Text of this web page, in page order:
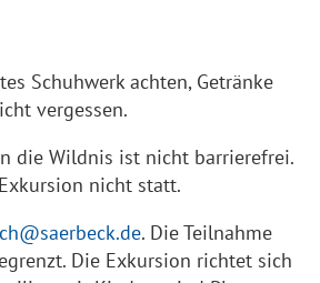
Schuhwerk achten, Getränke
vergessen.
die Wildnis ist nicht barrierefrei.
nicht statt.
. Die Teilnahme
Die Exkursion richtet sich